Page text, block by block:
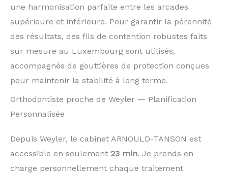
une harmonisation parfaite entre les arcades
supérieure et inférieure. Pour garantir la pérennité
des résultats, des fils de contention robustes faits
sur mesure au Luxembourg sont utilisés,
accompagnés de gouttières de protection conçues
pour maintenir la stabilité à long terme.
Orthodontiste proche de Weyler — Planification
Personnalisée
Depuis Weyler, le cabinet ARNOULD-TANSON est
accessible en seulement 23 min. Je prends en
charge personnellement chaque traitement